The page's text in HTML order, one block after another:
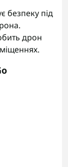
безпеку під
дрон